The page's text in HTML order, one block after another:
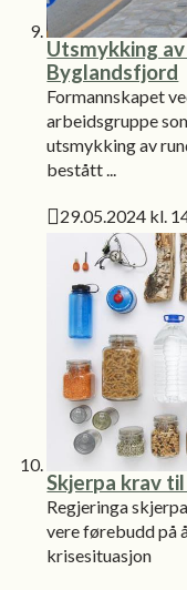
Utsmykking
Byglandsfjord
Formannskapet
arbeidsgruppe
utsmykking av
bestått ...
Publisert
29.05.2024 kl.
Skjerpa krav
Regjeringa
vere førebudd på
krisesituasjon